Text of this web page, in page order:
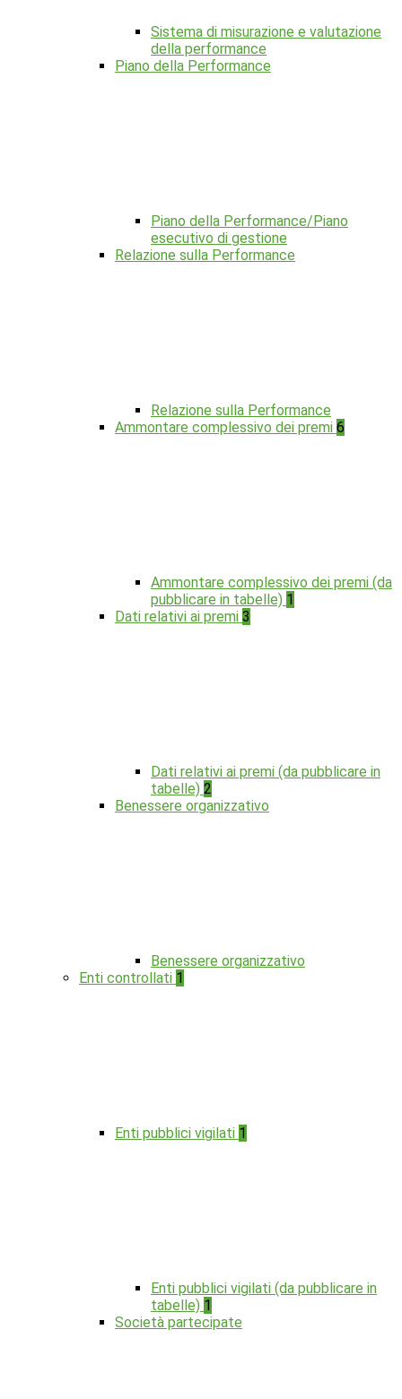
Sistema di misurazione e valutazione
della performance
Piano della Performance
Piano della Performance/Piano
esecutivo di gestione
Relazione sulla Performance
Relazione sulla Performance
Ammontare complessivo dei premi 6
Ammontare complessivo dei premi (da
pubblicare in tabelle) 1
Dati relativi ai premi 3
Dati relativi ai premi (da pubblicare in
tabelle) 2
Benessere organizzativo
Benessere organizzativo
Enti controllati 1
Enti pubblici vigilati 1
Enti pubblici vigilati (da pubblicare in
tabelle) 1
Società partecipate